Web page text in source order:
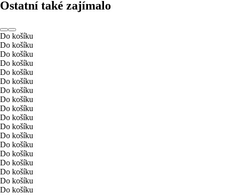
Ostatní také zajímalo
Do košíku
Do košíku
Do košíku
Do košíku
Do košíku
Do košíku
Do košíku
Do košíku
Do košíku
Do košíku
Do košíku
Do košíku
Do košíku
Do košíku
Do košíku
Do košíku
Do košíku
Do košíku